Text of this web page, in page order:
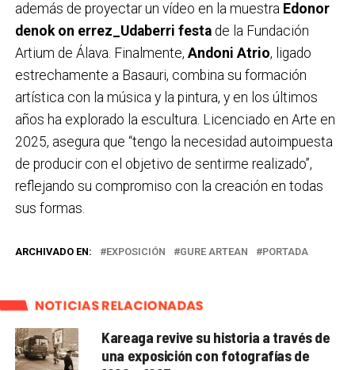
además de proyectar un vídeo en la muestra Edonor
denok on errez_Udaberri festade la Fundación
Artium de Álava. Finalmente, Andoni Atrio, ligado
estrechamente a Basauri, combina su formación
artística con la música y la pintura, y en los últimos
años ha explorado la escultura. Licenciado en Arte en
2025, asegura que “tengo la necesidad autoimpuesta
de producir con el objetivo de sentirme realizado”,
reflejando su compromiso con la creación en todas
sus formas.
ARCHIVADO EN: EXPOSICIÓN GURE ARTEAN PORTADA
NOTICIAS RELACIONADAS
Kareaga revive su historia a través de
una exposición con fotografías de